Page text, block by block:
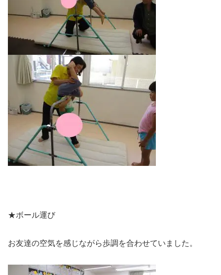
★ボール運び
お友達の空気を感じながら歩調を合わせていました。